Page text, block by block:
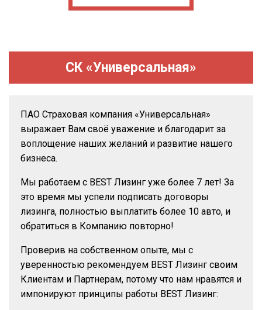
СК «Универсальная»
ПАО Страховая компания «Универсальная»
выражает Вам своё уважение и благодарит за
воплощение наших желаний и развитие нашего
бизнеса.
Мы работаем с BEST Лизинг уже более 7 лет! За
это время мы успели подписать договоры
лизинга, полностью выплатить более 10 авто, и
обратиться в Компанию повторно!
Проверив на собственном опыте, мы с
уверенностью рекомендуем BEST Лизинг своим
Клиентам и Партнерам, потому что нам нравятся и
импонируют принципы работы BEST Лизинг: